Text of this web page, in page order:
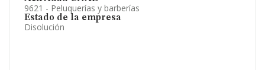
9621 - Peluquerías y barberías
Estado de la empresa
Disolución